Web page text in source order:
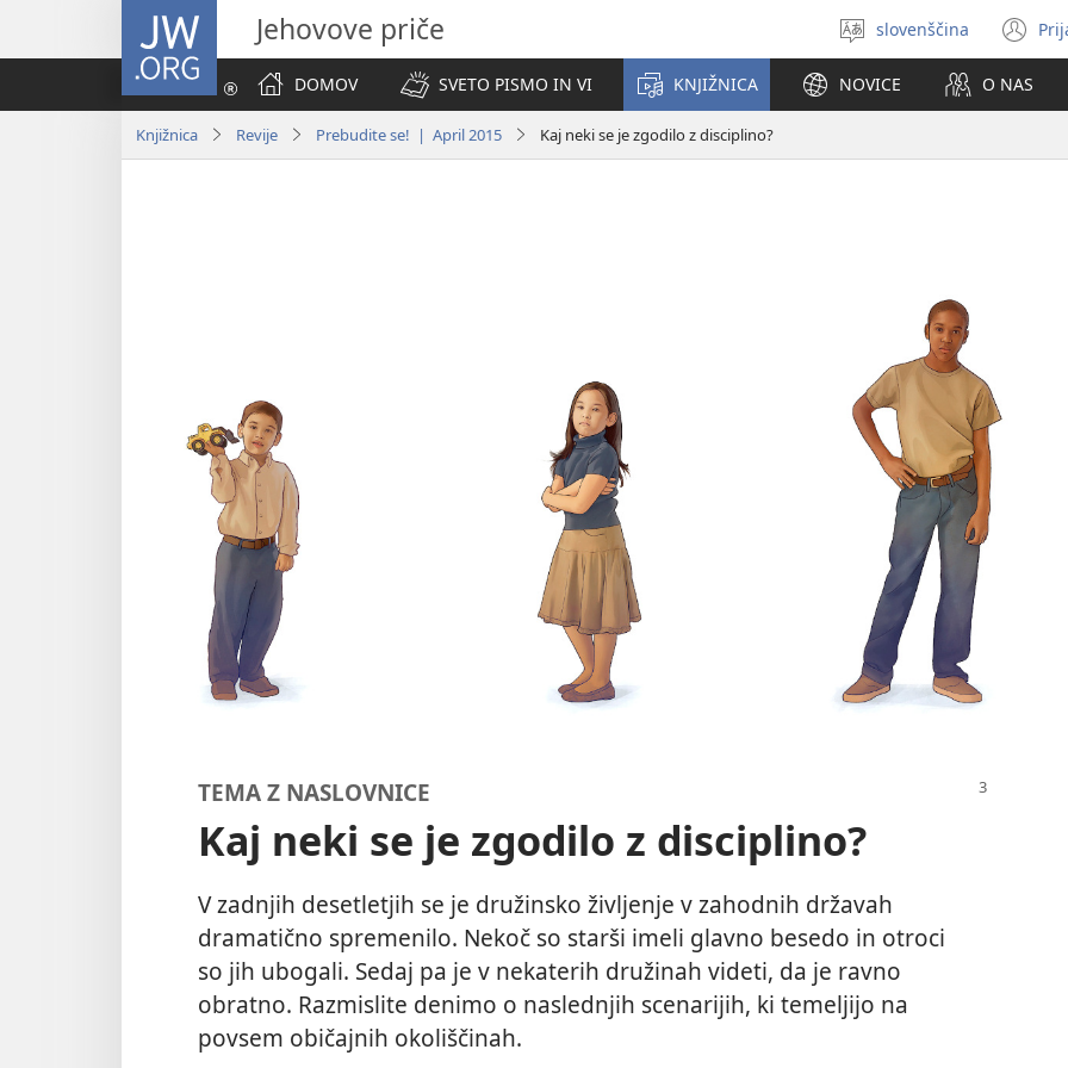
JW.ORG Jehovove priče
Izberite
jezik
slovenščina
DOMOV
SVETO PISMO IN VI KNJIŽNICA NOVICE O NAS
Knjižnica Revije Prebudite se! | April 2015 Kaj neki se je zgodilo z disciplino?
TEMA Z NASLOVNICE
Kaj neki se je zgodilo z disciplino?
V zadnjih desetletjih se je družinsko življenje v zahodnih državah
dramatično spremenilo. Nekoč so starši imeli glavno besedo in otroci
so jih ubogali. Sedaj pa je v nekaterih družinah videti, da je ravno
obratno. Razmislite denimo o naslednjih scenarijih, ki temeljijo na
povsem običajnih okoliščinah.